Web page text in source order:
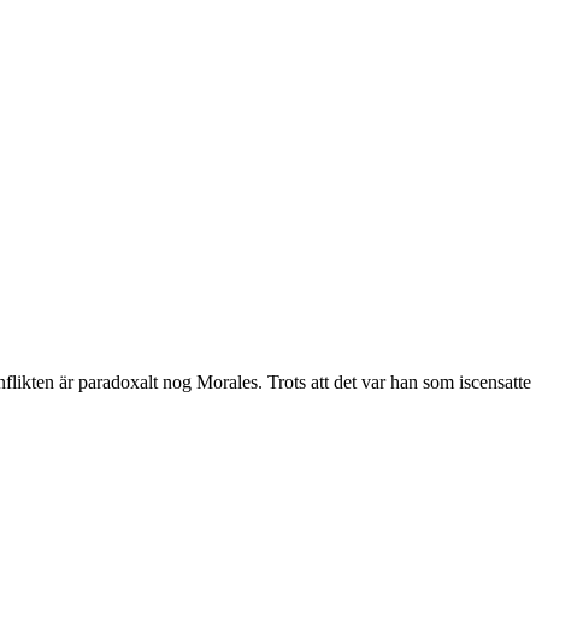
är paradoxalt nog Morales. Trots att det var han som iscensatte